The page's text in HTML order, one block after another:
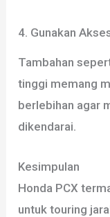
4. Gunakan
Tambahan
tinggi memang
berlebihan agar
dikendarai.
Kesimpulan
Honda PCX
untuk touring